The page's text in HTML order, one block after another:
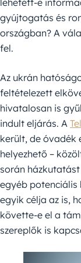
lehetett-e
gyújtogatás és
országban? A
fel.
Az ukrán
feltételezett
hivatalosan is
indult eljárás. A
került, de óvadék
helyezhető –
során
egyéb
egyik célja az is,
követte-e el a
szereplők is